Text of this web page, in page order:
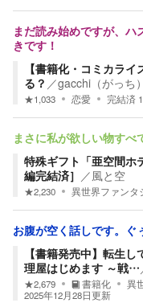
まだ読み始めですが、ハ
きです！
【書籍化・コミカラ
る？ ／gacchi（がっち）
★1,033 恋愛 完結済
まさに私が欲しい物すべ
特殊ギフト「亜空間ホ
編完結済］ ／風と空
★2,230 異世界ファンタ
お腹が空く話しです。
【書籍発売中】転生
理屋はじめます ～戦…
★2,679 書籍化 異
2025年12月28日更新